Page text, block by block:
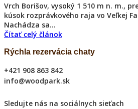
Vrch Borišov, vysoký 1 510 m n. m.,
kúsok rozprávkového raja vo Veľkej
Nachádza sa...
Čítať celý článok
Rýchla rezervácia chaty
+421 908 863 842
info@woodpark.sk
Sledujte nás na sociálnych sieťach